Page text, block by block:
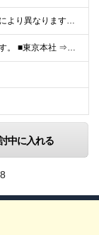
配属組織や担当プロジェクトにより異なります。 ＜参考情報＞ 月給：300,000～800,000円 ※スキル・経験・前職給与を考慮し決定します ※固定残業代30時間相当分を含む ※試用期間3ヶ月（労
※ポジションにより異なります。 ■東京本社 ⇒東京都渋谷区桜丘町26-1 セルリアンタワー ■西日本支社 ⇒大阪府大阪市北区大深町3番1号 グランフロント大阪タワーB 23F ■福岡支社 ⇒福岡
中に入れる